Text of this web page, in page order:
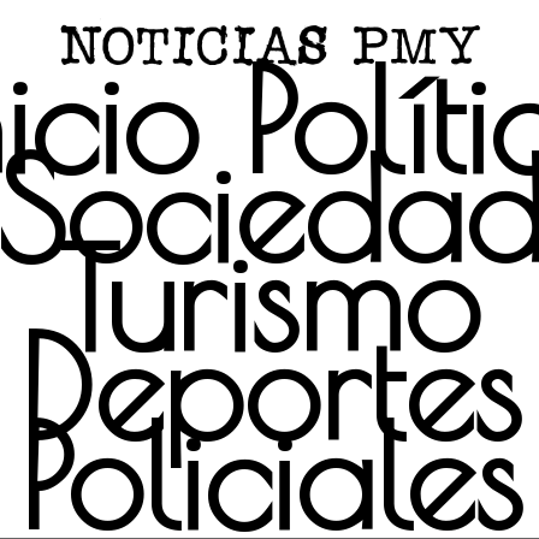
Turismo
Deportes
Policiales